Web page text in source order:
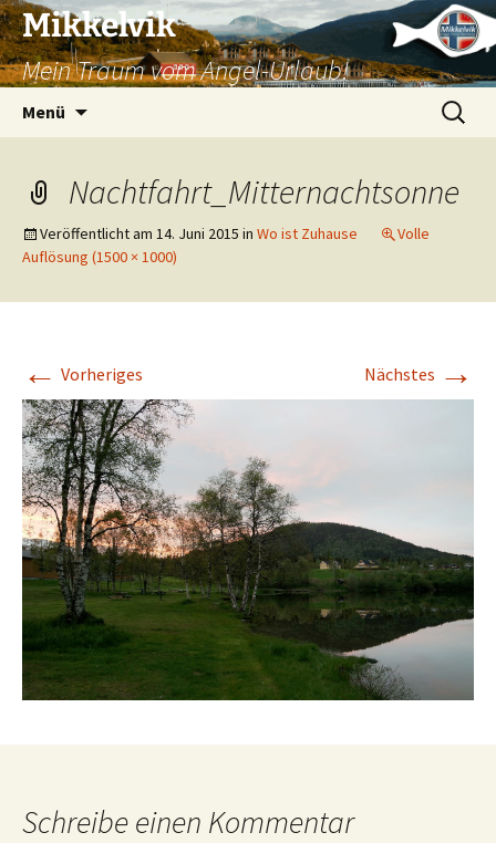
Mikkelvik
Mein Traum vom Angel-Urlaub!
Menü
Suchen
nach:
Nachtfahrt_Mitternachtsonne
Veröffentlicht am 14. Juni 2015 in Wo ist Zuhause
Volle
Auflösung (1500 × 1000)
← Vorheriges Nächstes →
Schreibe einen Kommentar